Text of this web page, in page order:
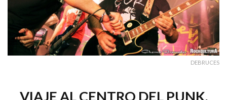
DEBRUCES
VIAJE AL CENTRO DEL PUNK,